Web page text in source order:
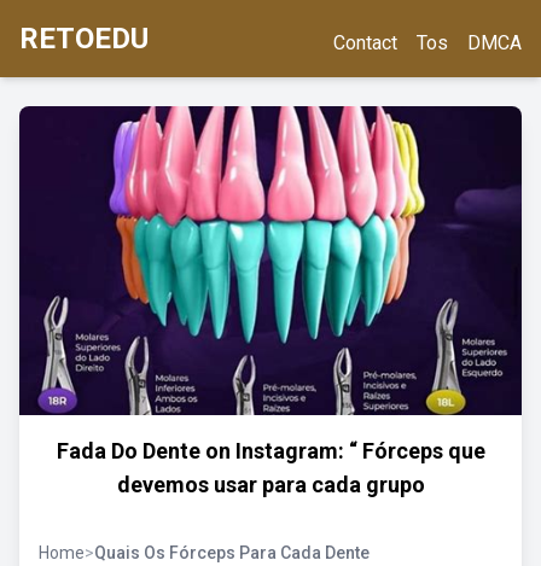
RETOEDU Contact Tos DMCA
Fada Do Dente on Instagram: “ Fórceps que
devemos usar para cada grupo
Home>Quais Os Fórceps Para Cada Dente